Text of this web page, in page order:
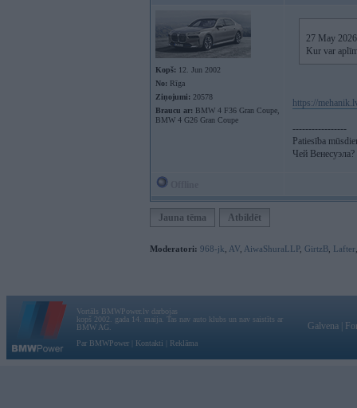
Kopš: 12. Jun 2002
No: Rīga
Ziņojumi: 20578
Braucu ar: BMW 4 F36 Gran Coupe,
BMW 4 G26 Gran Coupe
27 May
Kur var
https://
-----------------
Patiesība
Чей Венесуэла?
Jauna tēma Atbildēt
Moderatori: 968-jk AV AiwaShuraLLP, GirtzB Lafter
Vortāls BMWPower.lv darbojas
kopš 2002. gada 14. maija. Tas nav auto klubs un nav saistīts ar
BMW AG.
Par BMWPower
Kontakti Reklāma
Galvena